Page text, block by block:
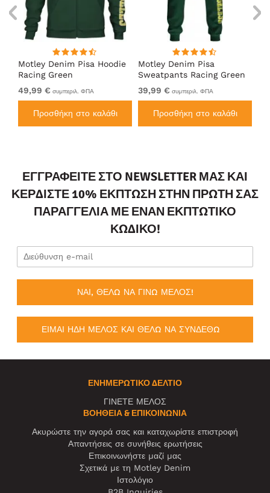
Motley Denim Pisa Hoodie
Racing Green
49,99 € συμπεριλ. ΦΠΑ
Προσθήκη στο καλάθι
Motley Denim Pisa
Sweatpants Racing Green
39,99 € συμπεριλ. ΦΠΑ
Προσθήκη στο καλάθι
ΕΓΓΡΑΦΕΊΤΕ ΣΤΟ NEWSLETTER ΜΑΣ ΚΑΙ
ΚΕΡΔΊΣΤΕ 10% ΈΚΠΤΩΣΗ ΣΤΗΝ ΠΡΏΤΗ ΣΑΣ
ΠΑΡΑΓΓΕΛΊΑ ΜΕ ΈΝΑΝ ΕΚΠΤΩΤΙΚΌ
ΚΩΔΙΚΌ!
ΝΑΙ, ΘΕΛΩ ΝΑ ΓΙΝΩ ΜΕΛΟΣ!
ΕΙΜΑΙ ΗΔΗ ΜΕΛΟΣ ΚΑΙ ΘΕΛΩ ΝΑ ΣΥΝΔΕΘΩ
ΕΝΗΜΕΡΩΤΙΚΌ ΔΕΛΤΊΟ
ΓΙΝΕΤΕ ΜΕΛΟΣ
ΒΟΉΘΕΙΑ & ΕΠΙΚΟΙΝΩΝΊΑ
Ακυρώστε την αγορά σας και καταχωρίστε επιστροφή
Απαντήσεις σε συνήθεις ερωτήσεις
Επικοινωνήστε μαζί μας
Σχετικά με τη Motley Denim
Ιστολόγιο